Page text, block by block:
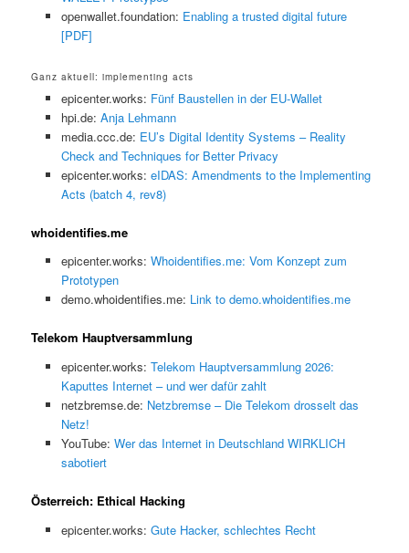
openwallet.foundation: Enabling a trusted digital future
[PDF]
Ganz aktuell: implementing acts
epicenter.works: Fünf Baustellen in der EU-Wallet
hpi.de: Anja Lehmann
media.ccc.de: EU’s Digital Identity Systems – Reality
Check and Techniques for Better Privacy
epicenter.works: eIDAS: Amendments to the Implementing
Acts (batch 4, rev8)
whoidentifies.me
epicenter.works: Whoidentifies.me: Vom Konzept zum
Prototypen
demo.whoidentifies.me: Link to demo.whoidentifies.me
Telekom Hauptversammlung
epicenter.works: Telekom Hauptversammlung 2026:
Kaputtes Internet – und wer dafür zahlt
netzbremse.de: Netzbremse – Die Telekom drosselt das
Netz!
YouTube: Wer das Internet in Deutschland WIRKLICH
sabotiert
Österreich: Ethical Hacking
epicenter.works: Gute Hacker, schlechtes Recht